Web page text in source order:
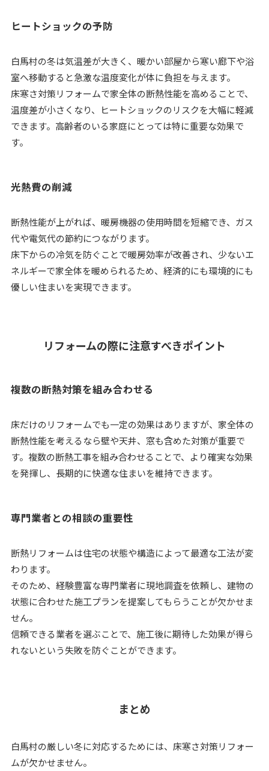
ヒートショックの予防
白馬村の冬は気温差が大きく、暖かい部屋から寒い廊下や浴
室へ移動すると急激な温度変化が体に負担を与えます。
床寒さ対策リフォームで家全体の断熱性能を高めることで、
温度差が小さくなり、ヒートショックのリスクを大幅に軽減
できます。高齢者のいる家庭にとっては特に重要な効果で
す。
光熱費の削減
断熱性能が上がれば、暖房機器の使用時間を短縮でき、ガス
代や電気代の節約につながります。
床下からの冷気を防ぐことで暖房効率が改善され、少ないエ
ネルギーで家全体を暖められるため、経済的にも環境的にも
優しい住まいを実現できます。
リフォームの際に注意すべきポイント
複数の断熱対策を組み合わせる
床だけのリフォームでも一定の効果はありますが、家全体の
断熱性能を考えるなら壁や天井、窓も含めた対策が重要で
す。複数の断熱工事を組み合わせることで、より確実な効果
を発揮し、長期的に快適な住まいを維持できます。
専門業者との相談の重要性
断熱リフォームは住宅の状態や構造によって最適な工法が変
わります。
そのため、経験豊富な専門業者に現地調査を依頼し、建物の
状態に合わせた施工プランを提案してもらうことが欠かせま
せん。
信頼できる業者を選ぶことで、施工後に期待した効果が得ら
れないという失敗を防ぐことができます。
まとめ
白馬村の厳しい冬に対応するためには、床寒さ対策リフォー
ムが欠かせません。